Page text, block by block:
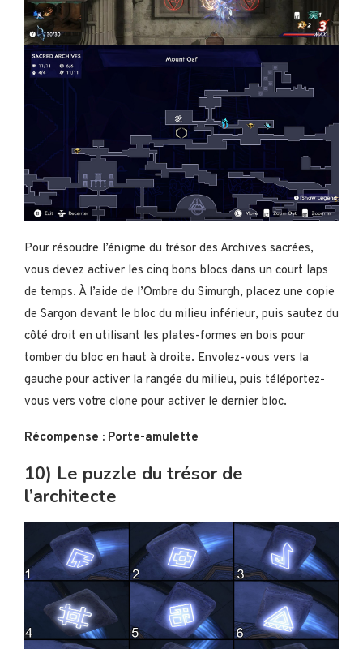
Pour résoudre l’énigme du trésor des Archives sacrées,
vous devez activer les cinq bons blocs dans un court laps
de temps. À l’aide de l’Ombre du Simurgh, placez une copie
de Sargon devant le bloc du milieu inférieur, puis sautez du
côté droit en utilisant les plates-formes en bois pour
tomber du bloc en haut à droite. Envolez-vous vers la
gauche pour activer la rangée du milieu, puis téléportez-
vous vers votre clone pour activer le dernier bloc.
Récompense : Porte-amulette
10) Le puzzle du trésor de
l’architecte